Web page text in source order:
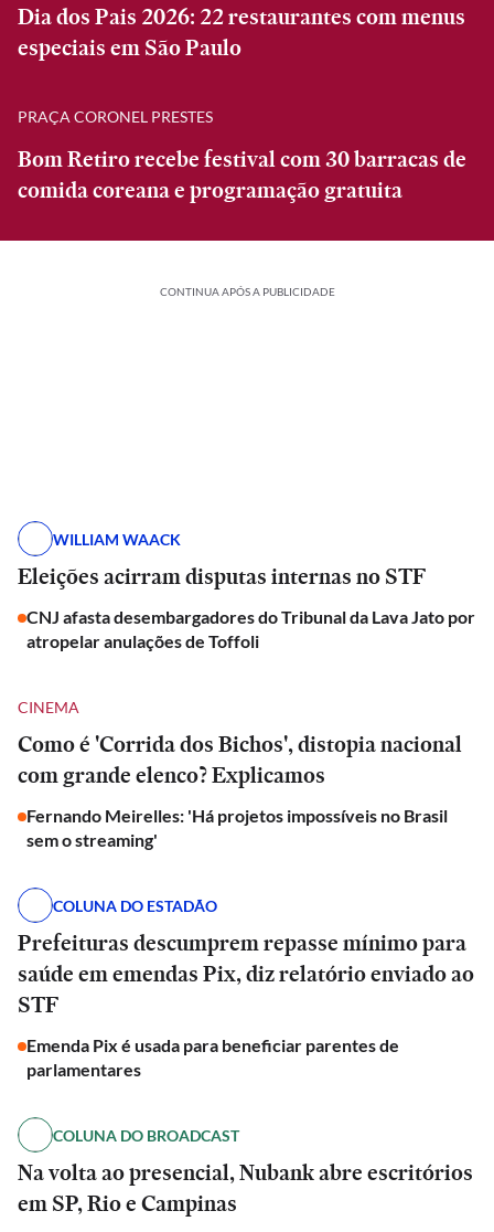
Dia dos Pais 2026: 22 restaurantes com menus
especiais em São Paulo
PRAÇA CORONEL PRESTES
Bom Retiro recebe festival com 30 barracas de
comida coreana e programação gratuita
CONTINUA APÓS A PUBLICIDADE
WILLIAM WAACK
Eleições acirram disputas internas no STF
CNJ afasta desembargadores do Tribunal da Lava Jato por
atropelar anulações de Toffoli
CINEMA
Como é 'Corrida dos Bichos', distopia nacional
com grande elenco? Explicamos
Fernando Meirelles: 'Há projetos impossíveis no Brasil
sem o streaming'
COLUNA DO ESTADÃO
Prefeituras descumprem repasse mínimo para
saúde em emendas Pix, diz relatório enviado ao
STF
Emenda Pix é usada para beneficiar parentes de
parlamentares
COLUNA DO BROADCAST
Na volta ao presencial, Nubank abre escritórios
em SP, Rio e Campinas